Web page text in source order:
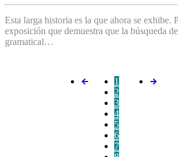
Esta larga historia es la que ahora se exhibe.
exposición que demuestra que la búsqueda
gramatical…
1
2
3
4
5
6
7